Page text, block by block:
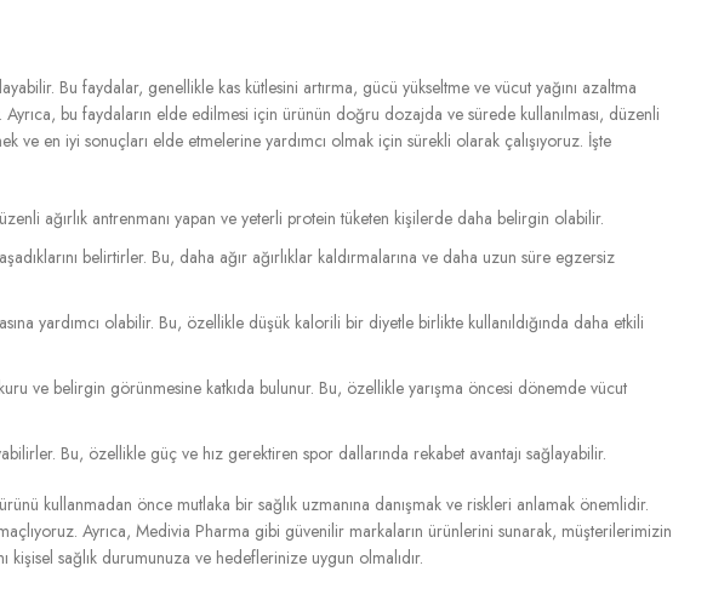
Bu faydalar, genellikle kas kütlesini artırma, gücü yükseltme ve vücut yağını azaltma
bu faydaların elde edilmesi için ürünün doğru dozajda ve sürede kullanılması, düzenli
ve en iyi sonuçları elde etmelerine yardımcı olmak için sürekli olarak çalışıyoruz. İşte
ağırlık antrenmanı yapan ve yeterli protein tüketen kişilerde daha belirgin olabilir.
belirtirler. Bu, daha ağır ağırlıklar kaldırmalarına ve daha uzun süre egzersiz
yardımcı olabilir. Bu, özellikle düşük kalorili bir diyetle birlikte kullanıldığında daha etkili
ve belirgin görünmesine katkıda bulunur. Bu, özellikle yarışma öncesi dönemde vücut
Bu, özellikle güç ve hız gerektiren spor dallarında rekabet avantajı sağlayabilir.
kullanmadan önce mutlaka bir sağlık uzmanına danışmak ve riskleri anlamak önemlidir.
Ayrıca, Medivia Pharma gibi güvenilir markaların ürünlerini sunarak, müşterilerimizin
sağlık durumunuza ve hedeflerinize uygun olmalıdır.